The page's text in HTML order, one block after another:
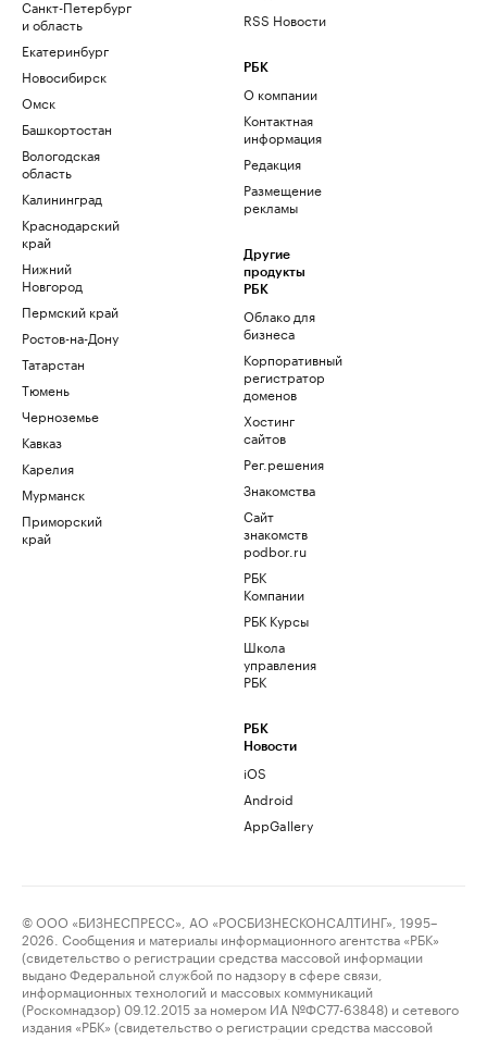
Санкт-Петербург
и область
Екатеринбург
Новосибирск
Омск
Башкортостан
Вологодская
область
Калининград
Краснодарский
край
Нижний
Новгород
Пермский край
Ростов-на-Дону
Татарстан
Тюмень
Черноземье
Кавказ
Карелия
Мурманск
Приморский
край
RSS Новости
РБК
О компании
Контактная
информация
Редакция
Размещение
рекламы
Другие
продукты
РБК
Облако для
бизнеса
Корпоративный
регистратор
доменов
Хостинг
сайтов
Рег.решения
Знакомства
Сайт
знакомств
podbor.ru
РБК
Компании
РБК Курсы
Школа
управления
РБК
РБК
Новости
iOS
Android
AppGallery
© ООО «БИЗНЕСПРЕСС», АО «РОСБИЗНЕСКОНСАЛТИНГ», 1995–
2026. Сообщения и материалы информационного агентства «РБК»
(свидетельство о регистрации средства массовой информации
выдано Федеральной службой по надзору в сфере связи,
информационных технологий и массовых коммуникаций
(Роскомнадзор) 09.12.2015 за номером ИА №ФС77-63848) и сетевого
издания «РБК» (свидетельство о регистрации средства массовой